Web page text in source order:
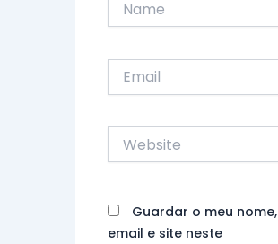
Website
Guardar o meu nome,
email e site neste